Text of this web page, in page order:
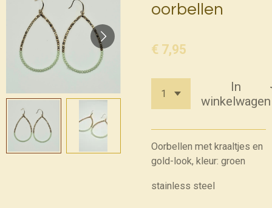
oorbellen
€ 7,95
In
winkelwagen
Oorbellen met kraaltjes en
gold-look, kleur: groen
stainless steel